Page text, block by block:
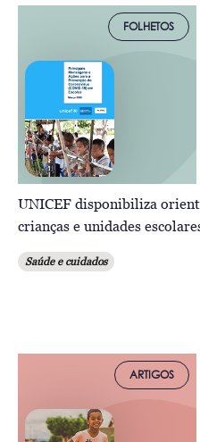
FOLHETOS
UNICEF disponibiliza
crianças e unidades
Saúde e cuidados
ARTIGOS